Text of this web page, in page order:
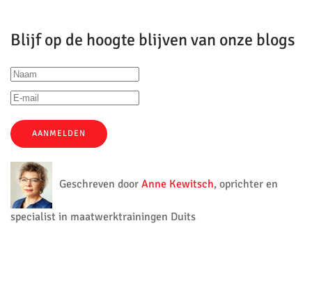
Blijf op de hoogte blijven van onze blogs
AANMELDEN
Geschreven door Anne Kewitsch, oprichter en
specialist in maatwerktrainingen Duits